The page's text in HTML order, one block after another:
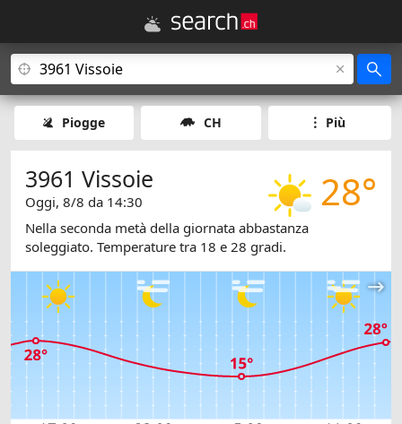
Piogge CH Più
28°
3961 Vissoie
Oggi, 8/8 da 14:30
Nella seconda metà della giornata abbastanza
soleggiato. Temperature tra 18 e 28 gradi.